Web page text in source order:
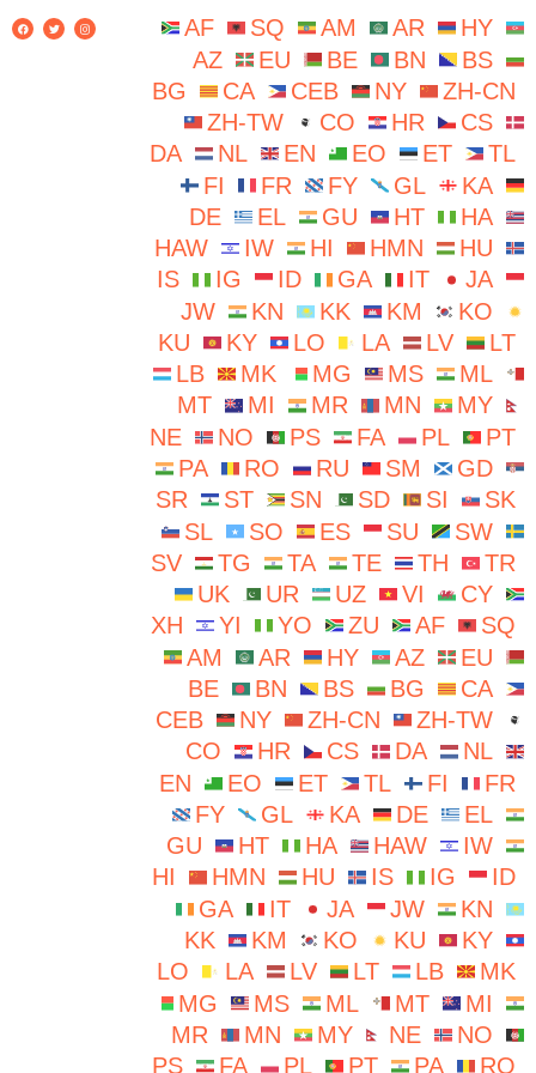
AF SQ AM AR
HY
AZ
EU BE BN
BS
BG
CA CEB NY
ZH-CN
ZH-TW
CO HR
CS
DA
NL EN EO ET
TL
FI
FR FY GL
KA
DE
EL GU HT
HA
HAW
IW HI HMN
HU
IS
IG ID GA IT
JA
JW
KN KK KM
KO
KU
KY LO LA LV
LT
LB
MK MG MS
ML
MT
MI MR MN
MY
NE
NO PS FA PL
PT
PA
RO RU SM
GD
SR
ST SN SD SI
SK
SL
SO ES SU
SW
SV
TG TA TE TH
TR
UK
UR UZ VI
CY
XH
YI YO ZU AF
SQ
AM
AR HY AZ
EU
BE
BN BS BG
CA
CEB
NY ZH-CN
ZH-TW
CO
HR CS DA
NL
EN
EO ET TL FI
FR
FY
GL KA DE
EL
GU
HT HA HAW
IW
HI
HMN HU IS IG
ID
GA
IT JA JW
KN
KK
KM KO KU
KY
LO
LA LV LT LB
MK
MG
MS ML MT
MI
MR
MN MY NE
NO
PS
FA PL PT PA
RO